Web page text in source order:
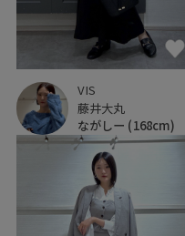
VIS
藤井大丸
ながしー (168cm)